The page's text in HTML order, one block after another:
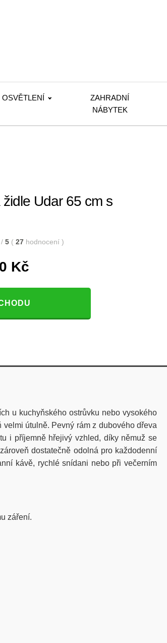
OSVĚTLENÍ
ZAHRADNÍ
NÁBYTEK
Udar 65 cm s
/ 5 ( 27 hodnocení )
Kč
u kuchyňského ostrůvku nebo vysokého
útulně. Pevný rám z dubového dřeva
i příjemně hřejivý vzhled, díky němuž se
dostatečně odolná pro každodenní
kávě, rychlé snídani nebo při večerním
záření.